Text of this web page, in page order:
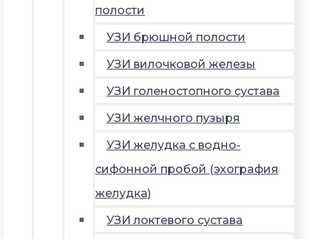
полости
УЗИ брюшной полости
УЗИ вилочковой железы
УЗИ голеностопного сустава
УЗИ желчного пузыря
УЗИ желудка с водно-
сифонной пробой (эхография
желудка)
УЗИ локтевого сустава